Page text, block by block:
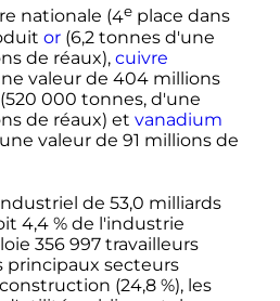
nationale (4eplace dans
or(6,2 tonnesd'une
de réaux), cuivre
valeur de 404 millions
(520 000 tonnes, d'une
de réaux) et vanadium
valeur de 91 millionsde
de 53,0 milliards
4,4 % de l'industrie
356 997 travailleurs
principaux secteurs
construction (24,8 %), les